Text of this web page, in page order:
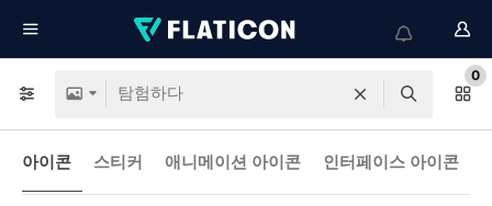
0
아이콘 스티커 애니메이션 아이콘 인터페이스 아이콘